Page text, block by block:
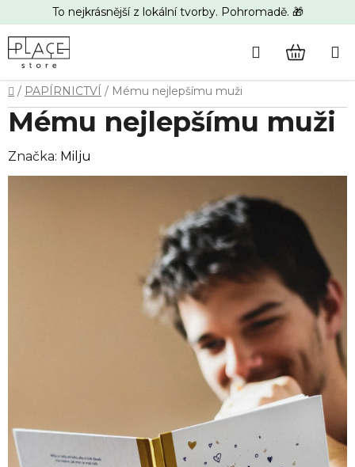
na
obsah
To nejkrásnější z lokální tvorby. Pohromadě. 🎁
Hledat
Domů
/ PAPÍRNICTVÍ / Mému nejlepšímu muži
Mému nejlepšímu muži
Značka: Milju